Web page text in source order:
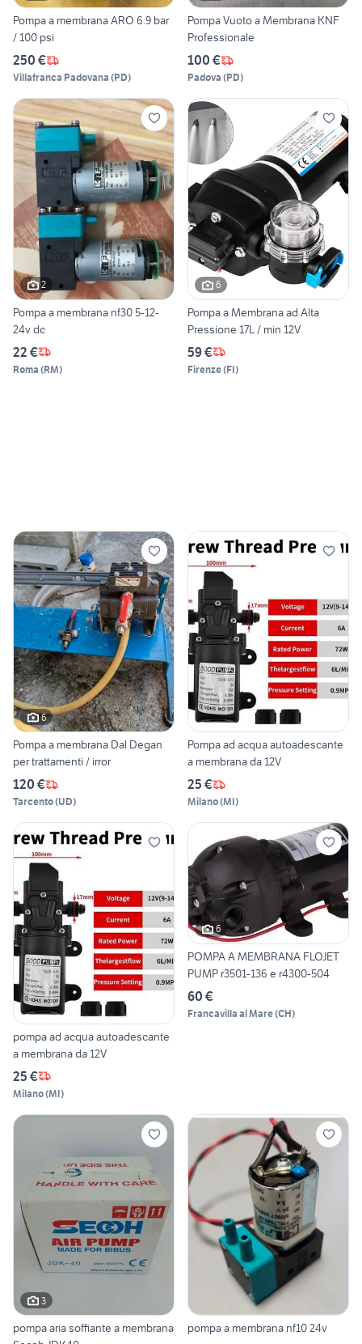
Pompa a membrana ARO 6.9 bar
/ 100 psi
250 €
Villafranca Padovana (PD)
Pompa Vuoto a Membrana KNF
Professionale
100 €
Padova (PD)
2
Pompa a membrana nf30 5-12-
24v dc
22 €
Roma (RM)
6
Pompa a Membrana ad Alta
Pressione 17L / min 12V
59 €
Firenze(FI)
6
Pompa a membrana Dal Degan
per trattamenti / irror
120 €
Tarcento(UD)
Pompa ad acqua autoadescante
a membrana da 12V
25 €
Milano(MI)
pompa ad acqua autoadescante
a membrana da 12V
25 €
Milano(MI)
6
POMPA A MEMBRANA FLOJET
PUMP r3501-136 e r4300-504
60 €
Francavilla al Mare(CH)
3
pompa aria soffiante a membrana
pompa a membrana nf10 24v